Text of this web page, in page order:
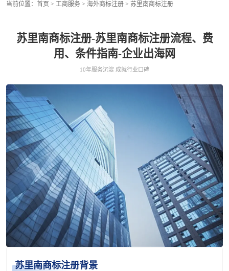
当前位置： 首页 > 工商服务 > 海外商标注册 > 苏里南商标注册
苏里南商标注册-苏里南商标注册流程、费
用、条件指南-企业出海网
10年服务沉淀 成就行业口碑
苏里南商标注册背景